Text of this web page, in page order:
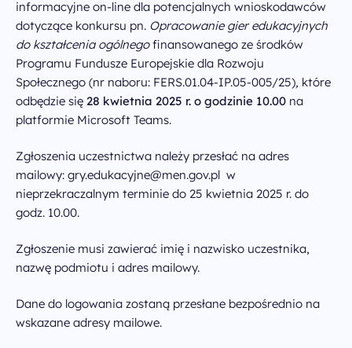
informacyjne on-line dla potencjalnych wnioskodawców
dotyczące konkursu pn. Opracowanie gier edukacyjnych
do kształcenia ogólnegofinansowanego ze środków
Programu Fundusze Europejskie dla Rozwoju
Społecznego (nr naboru: FERS.01.04-IP.05-005/25), które
odbędzie się 28 kwietnia 2025 r. o godzinie 10.00 na
platformie Microsoft Teams.
Zgłoszenia uczestnictwa należy przesłać na adres
mailowy: gry.edukacyjne@men.gov.pl w
nieprzekraczalnym terminie do 25 kwietnia 2025 r. do
godz. 10.00.
Zgłoszenie musi zawierać imię i nazwisko uczestnika,
nazwę podmiotu i adres mailowy.
Dane do logowania zostaną przesłane bezpośrednio na
wskazane adresy mailowe.